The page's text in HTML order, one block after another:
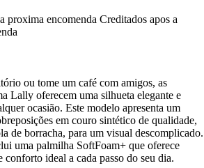
proxima encomenda Creditados apos a
ou tome um café com amigos, as
Lally oferecem uma silhueta elegante e
ocasião. Este modelo apresenta um
em couro sintético de qualidade,
de borracha, para um visual descomplicado.
uma palmilha SoftFoam+ que oferece
conforto ideal a cada passo do seu dia.